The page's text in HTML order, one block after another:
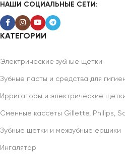
НАШИ СОЦИАЛЬНЫЕ СЕТИ:
КАТЕГОРИИ
Электрические зубные щетки
Зубные пасты и средства для
Ирригаторы и электрические
Сменные кассеты Gillette, Philips,
Зубные щетки и межзубные ершики
Ингалятор